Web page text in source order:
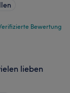
Bewertung
lieben